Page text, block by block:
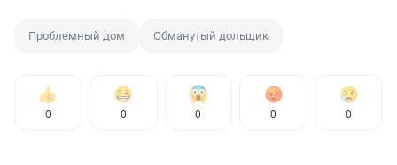
Проблемный дом Обманутый дольщик
0 0 0 0 0